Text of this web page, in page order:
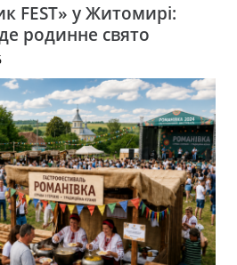
FEST» у Житомирі:
родинне свято